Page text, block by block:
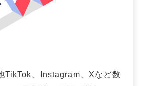
TikTok、Instagram、Xなど数